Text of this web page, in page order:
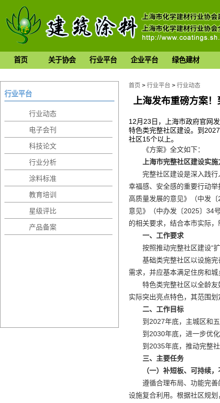
首页 关于协会 行业平台 企业平台 绿色建材
行业平台
行业动态
电子会刊
科技论文
行业分析
涂料标准
教育培训
星级评比
产品备案
首页 > 行业平台 > 行业动态
上海发布重磅方案
12月23日，上海市政府官网
特色类完整社区建设。到
社区15个以上。
《方案》全文如下：
上海市完整社区建设实施
完整社区建设是深入践
幸福感、安全感的重要行动
高质量发展的意见》（中发
意见》（中办发〔2025〕34
的相关要求，结合本市实际
一、工作要求
按照推动完整社区建设“
基础类完整社区以设施
需求，并应基本满足住房和
特色类完整社区以全龄
实际突出亮点特色，其范围
二、工作目标
到2027年底，主城区和
到2030年底，进一步优
到2035年底，推动完整
三、主要任务
（一）补短板、可持续
遵循合理布局、功能完
设施复合利用。根据社区规